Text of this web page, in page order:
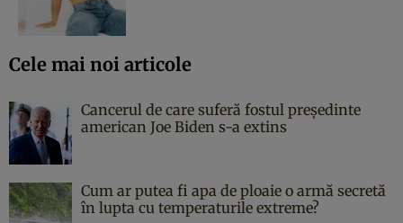
Cele mai noi articole
Cancerul de care suferă fostul președinte
american Joe Biden s-a extins
Cum ar putea fi apa de ploaie o armă secretă
în lupta cu temperaturile extreme?